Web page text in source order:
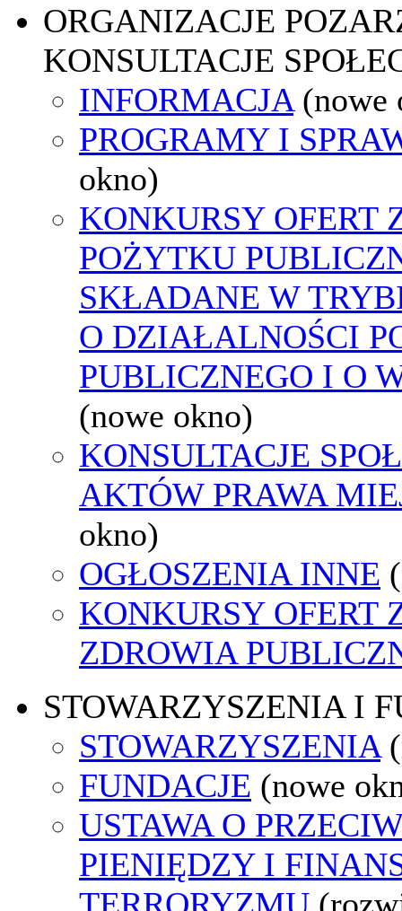
ORGANIZACJE
KONSULTACJE
INFORMACJA (nowe
PROGRAMY I
okno)
KONKURSY OFERT
POŻYTKU
SKŁADANE W
O DZIAŁALNOŚCI
PUBLICZNEGO I O
(nowe okno)
KONSULTACJE
AKTÓW PRAWA
okno)
OGŁOSZENIA INNE
KONKURSY OFERT
ZDROWIA
STOWARZYSZENIA I
STOWARZYSZENIA
FUNDACJE (nowe
USTAWA O
PIENIĘDZY I